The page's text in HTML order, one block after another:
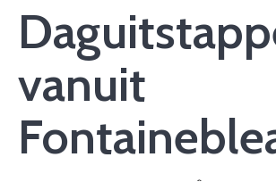
vanuit